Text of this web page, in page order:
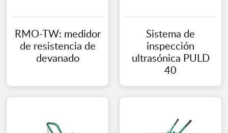
RMO-TW: medidor
de resistencia de
devanado
Sistema de
inspección
ultrasónica PULD
40